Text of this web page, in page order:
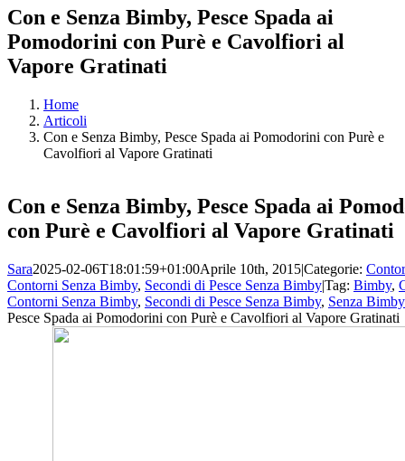
Con e Senza Bimby, Pesce Spada ai
Pomodorini con Purè e Cavolfiori al
Vapore Gratinati
Home
Articoli
Con e Senza Bimby, Pesce Spada ai Pomodorini con Purè e
Cavolfiori al Vapore Gratinati
Con e Senza Bimby, Pesce Spada ai
con Purè e Cavolfiori al Vapore Gratinati
Sara2025-02-06T18:01:59+01:00Aprile 10th, 2015|Categorie:
Contorni Senza Bimby, Secondi di Pesce Senza Bimby|Tag: Bimby,
Contorni Senza Bimby, Secondi di Pesce Senza Bimby, Senza Bimby
Pesce Spada ai Pomodorini con Purè e Cavolfiori al Vapore Gratinati